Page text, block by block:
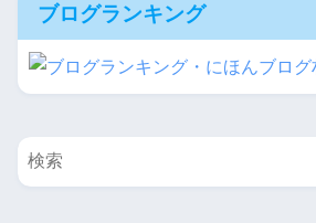
ブログランキング